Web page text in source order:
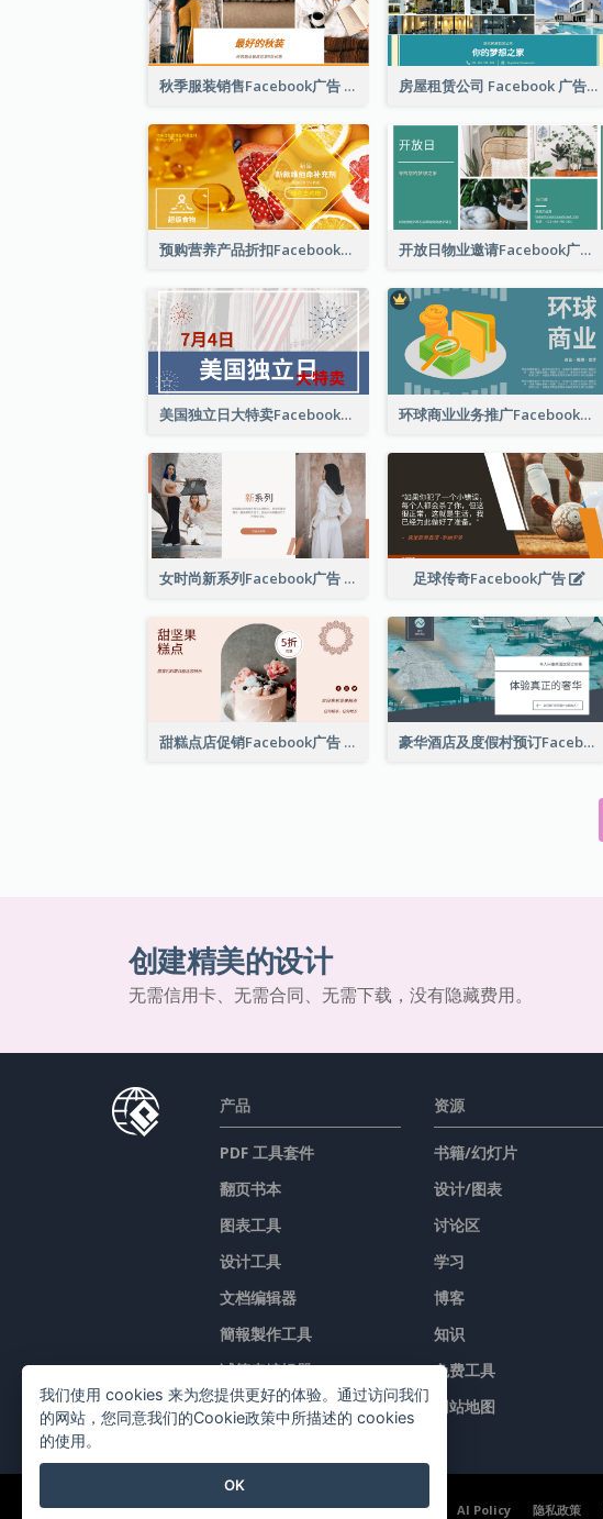
秋季服装销售Facebook广告 房屋租赁公司 Facebook 广告
预购营养产品折扣Facebook广告 开放日物业邀请Facebook广告
美国独立日大特卖Facebook广告 环球商业业务推广Facebook帖子(附插图)
女时尚新系列Facebook广告 足球传奇Facebook广告
甜糕点店促销Facebook广告 豪华酒店及度假村预订Facebook广告
创建精美的设计
无需信用卡、无需合同、无需下载，没有隐藏费用。
产品
PDF 工具套件
翻页书本
图表工具
设计工具
文档编辑器
簡報製作工具
试算表编辑器
价格
资源
书籍/幻灯片
设计/图表
讨论区
学习
博客
知识
免费工具
网站地图
©2026 by Visual Paradigm. 版权所有。 服务条款 AI Policy 隐私政策
我们使用 cookies 来为您提供更好的体验。通过访问我们
的网站，您同意我们的Cookie政策中所描述的 cookies
的使用。
OK